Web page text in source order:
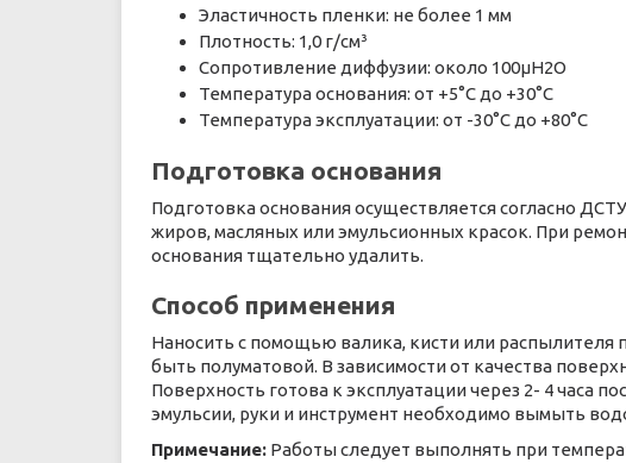
Эластичность пленки: не более 1 мм
Плотность: 1,0 г/см³
Сопротивление диффузии: около 100µН2О
Температура основания: от +5°С до +30°С
Температура эксплуатации: от -30°С до +80°С
Подготовка основания
Подготовка основания осуществляется согласно
жиров, масляных или эмульсионных красок. При
основания тщательно удалить.
Способ применения
Наносить с помощью валика, кисти или распылителя
быть полуматовой. В зависимости от качества
Поверхность готова к эксплуатации через 2- 4 часа
эмульсии, руки и инструмент необходимо вымыть
Примечание: Работы следует выполнять при